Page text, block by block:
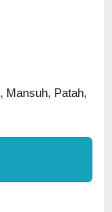
, Mansuh, Patah,